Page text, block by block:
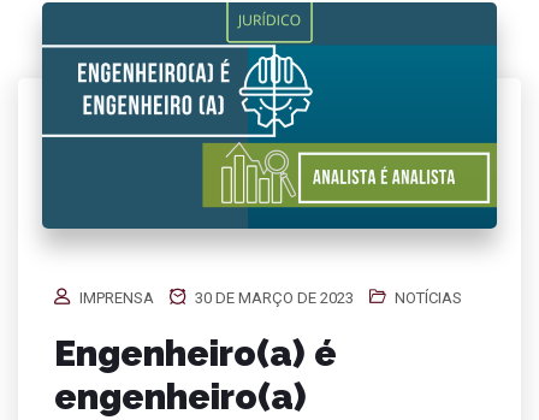
IMPRENSA 30 DE MARÇO DE 2023 NOTÍCIAS
Engenheiro(a) é
engenheiro(a)